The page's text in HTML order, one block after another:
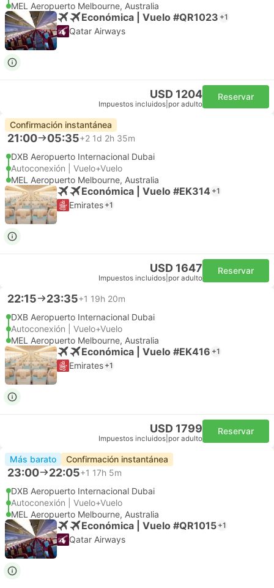
MEL Aeropuerto Melbourne, Australia
Económica | Vuelo #QR1023 +1
Qatar Airways
USD 1204
Impuestos incluidos por adulto
Reservar
Confirmación instantánea
21:00 05:35+2 1d 2h 35m
DXB Aeropuerto Internacional Dubai
Autoconexión | Vuelo+Vuelo
MEL Aeropuerto Melbourne, Australia
Económica | Vuelo #EK314 +1
Emirates +1
USD 1647
Impuestos incluidos por adulto
Reservar
22:15 23:35+1 19h 20m
DXB Aeropuerto Internacional Dubai
Autoconexión | Vuelo+Vuelo
MEL Aeropuerto Melbourne, Australia
Económica | Vuelo #EK416 +1
Emirates +1
USD 1799
Impuestos incluidos por adulto
Reservar
Más barato Confirmación instantánea
23:00 22:05+1 17h 5m
DXB Aeropuerto Internacional Dubai
Autoconexión | Vuelo+Vuelo
MEL Aeropuerto Melbourne, Australia
Económica | Vuelo #QR1015 +1
Qatar Airways